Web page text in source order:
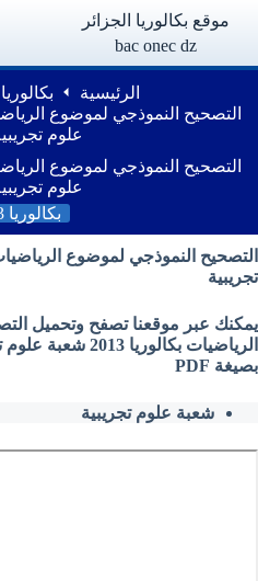
موقع بكالوريا الجزائر
bac onec dz
الرئيسية
بكالوريا
علوم
علوم
بكالوريا 2013
تجريبية
يمكنك عبر موقعنا تصفح وتحميل
الرياضيات
بصيغة PDF
شعبة علوم تجريبية